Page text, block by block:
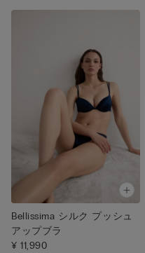
Bellissima シルク プッシュ
アップブラ
¥ 11,990